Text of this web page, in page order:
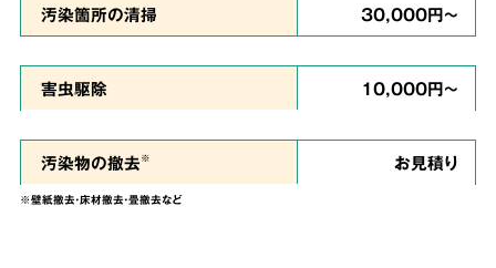
私たちは、
ご依頼者様のお気持ちに寄り添い、
いで誠心誠意を尽くして作業させていただきま
す。
汚染箇所の清掃 30,000円～
害虫駆除 10,000円～
汚染物の撤去※ お見積り
※壁紙撤去・床材撤去・畳撤去など